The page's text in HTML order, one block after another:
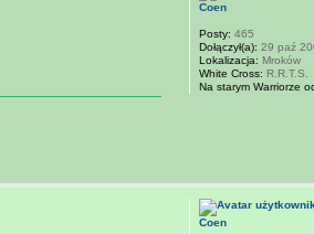
Coen
Posty: 465
Dołączył(a): 29 paź
Lokalizacja: Mroków
White Cross: R.R.T.S.
Na starym Warriorze
Coen